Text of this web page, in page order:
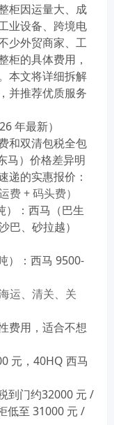
柜因运量大、成
业设备、跨境电
少外贸商家、工
柜的具体费用，
本文将详细拆解
并推荐优质服务
年最新）
和双清包税全包
马）价格差异明
递的实惠报价：
费 + 码头费）
：西马（巴生
巴、砂拉越）
：西马 9500-
运、清关、关
费用 ，适合不想
元，40HQ 西马
到门约32000 元 /
低至 31000 元 /